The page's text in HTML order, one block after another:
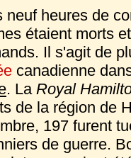
neuf heures de
étaient morts
Il s'agit de
canadienne
. La Royal
de la région de
197 furent
de guerre.